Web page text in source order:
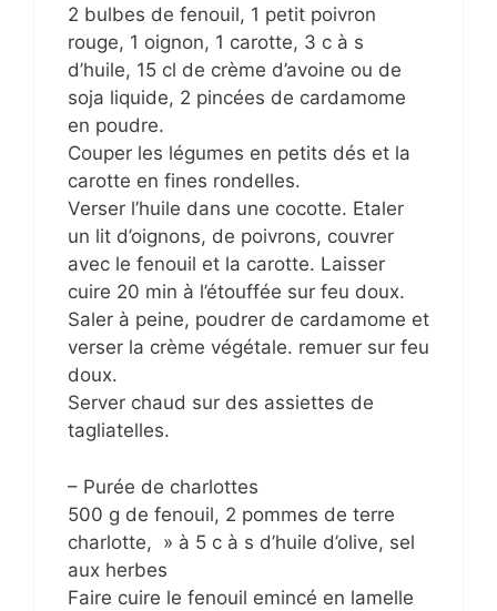
2 bulbes de fenouil, 1 petit poivron
rouge, 1 oignon, 1 carotte, 3 c à s
d’huile, 15 cl de crème d’avoine ou de
soja liquide, 2 pincées de cardamome
en poudre.
Couper les légumes en petits dés et la
carotte en fines rondelles.
Verser l’huile dans une cocotte. Etaler
un lit d’oignons, de poivrons, couvrer
avec le fenouil et la carotte. Laisser
cuire 20 min à l’étouffée sur feu doux.
Saler à peine, poudrer de cardamome et
verser la crème végétale. remuer sur feu
doux.
Server chaud sur des assiettes de
tagliatelles.
– Purée de charlottes
500 g de fenouil, 2 pommes de terre
charlotte, » à 5 c à s d’huile d’olive, sel
aux herbes
Faire cuire le fenouil emincé en lamelle